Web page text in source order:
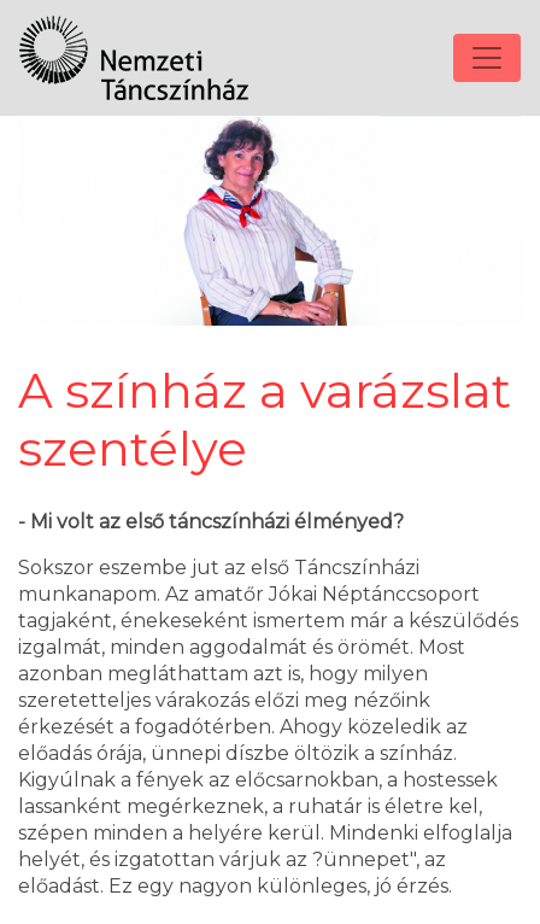
A színház a varázslat
szentélye
- Mi volt az első táncszínházi élményed?
Sokszor eszembe jut az első Táncszínházi
munkanapom. Az amatőr Jókai Néptánccsoport
tagjaként, énekeseként ismertem már a készülődés
izgalmát, minden aggodalmát és örömét. Most
azonban megláthattam azt is, hogy milyen
szeretetteljes várakozás előzi meg nézőink
érkezését a fogadótérben. Ahogy közeledik az
előadás órája, ünnepi díszbe öltözik a színház.
Kigyúlnak a fények az előcsarnokban, a hostessek
lassanként megérkeznek, a ruhatár is életre kel,
szépen minden a helyére kerül. Mindenki elfoglalja
helyét, és izgatottan várjuk az ?ünnepet", az
előadást. Ez egy nagyon különleges, jó érzés.